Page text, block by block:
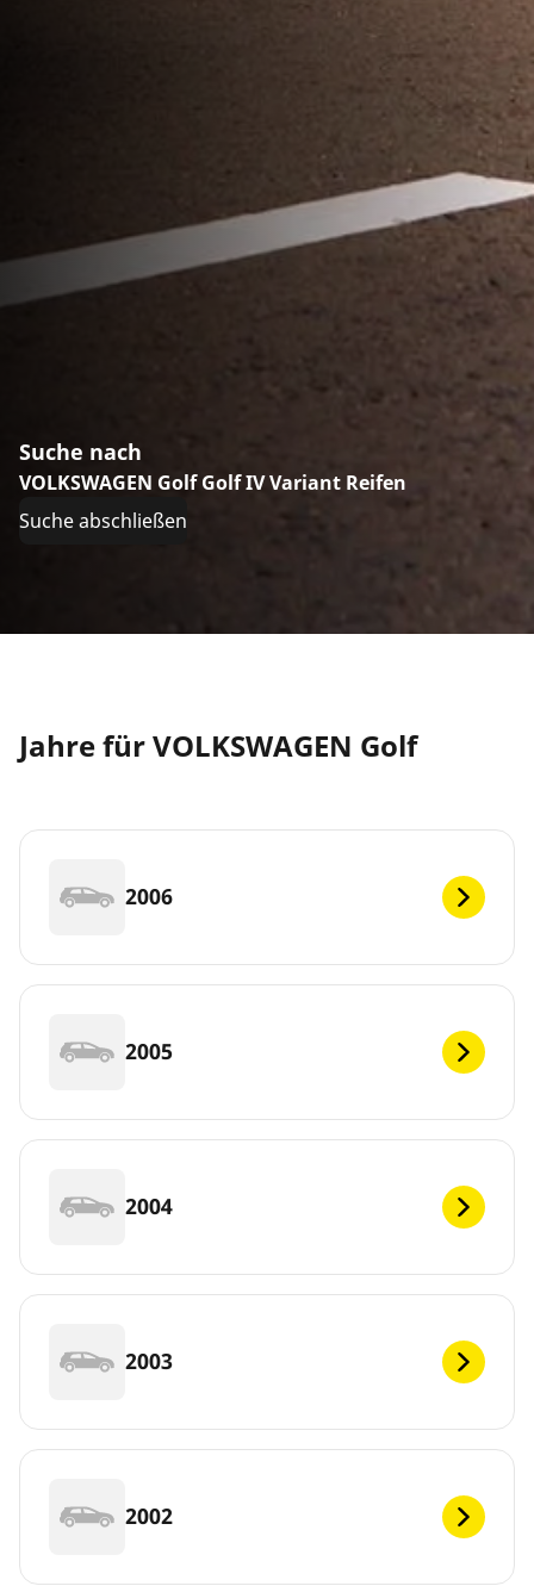
Suche nach
VOLKSWAGEN Golf Golf IV Variant Reifen
Suche abschließen
Jahre für VOLKSWAGEN Golf
2006
2005
2004
2003
2002